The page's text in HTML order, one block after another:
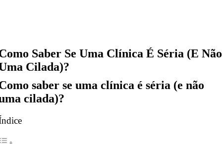
Saber Se Uma Clínica É Séria (e Não
Cilada)?
saber se uma clínica é séria (e não
cilada)?